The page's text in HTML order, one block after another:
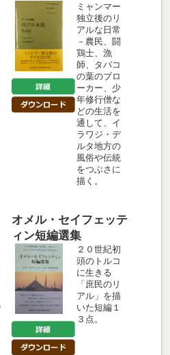
ミャンマー
独立後のリ
アルな日常
－農民、闘
鶏士、漁
師、タバコ
の葉のブロ
ーカー、少
年修行僧な
どの生活を
通して、イ
ラワジ・デ
ルタ地方の
風俗や伝統
をつぶさに
描く。
オメル・セイフェッテ
ィン短編選集
２０世紀初
頭のトルコ
に生きる
「庶民のリ
アル」を描
いた短編１
３点。